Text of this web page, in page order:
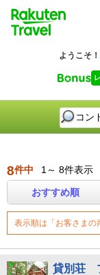
8件中 1～ 8件表示
おすすめ順
表示順は「お客さまの
貸別荘